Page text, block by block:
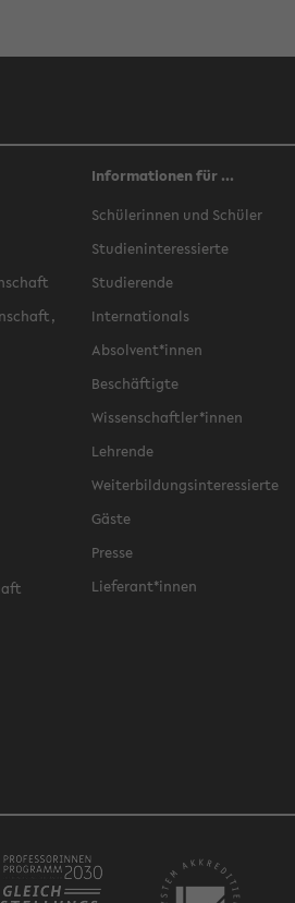
Informationen für ...
Schülerinnen und Schüler
Studieninteressierte
Studierende
Internationals
Absolvent*innen
Beschäftigte
Wissenschaftler*innen
Lehrende
Weiterbildungsinteressierte
Gäste
Presse
Lieferant*innen